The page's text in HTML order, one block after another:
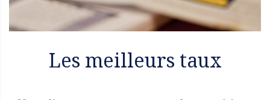
Les meilleurs taux